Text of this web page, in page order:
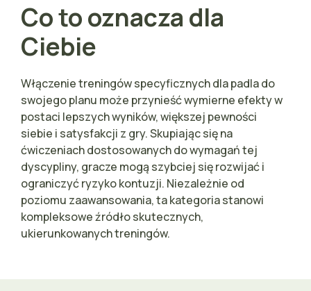
Co to oznacza dla
Ciebie
Włączenie treningów specyficznych dla padla do
swojego planu może przynieść wymierne efekty w
postaci lepszych wyników, większej pewności
siebie i satysfakcji z gry. Skupiając się na
ćwiczeniach dostosowanych do wymagań tej
dyscypliny, gracze mogą szybciej się rozwijać i
ograniczyć ryzyko kontuzji. Niezależnie od
poziomu zaawansowania, ta kategoria stanowi
kompleksowe źródło skutecznych,
ukierunkowanych treningów.